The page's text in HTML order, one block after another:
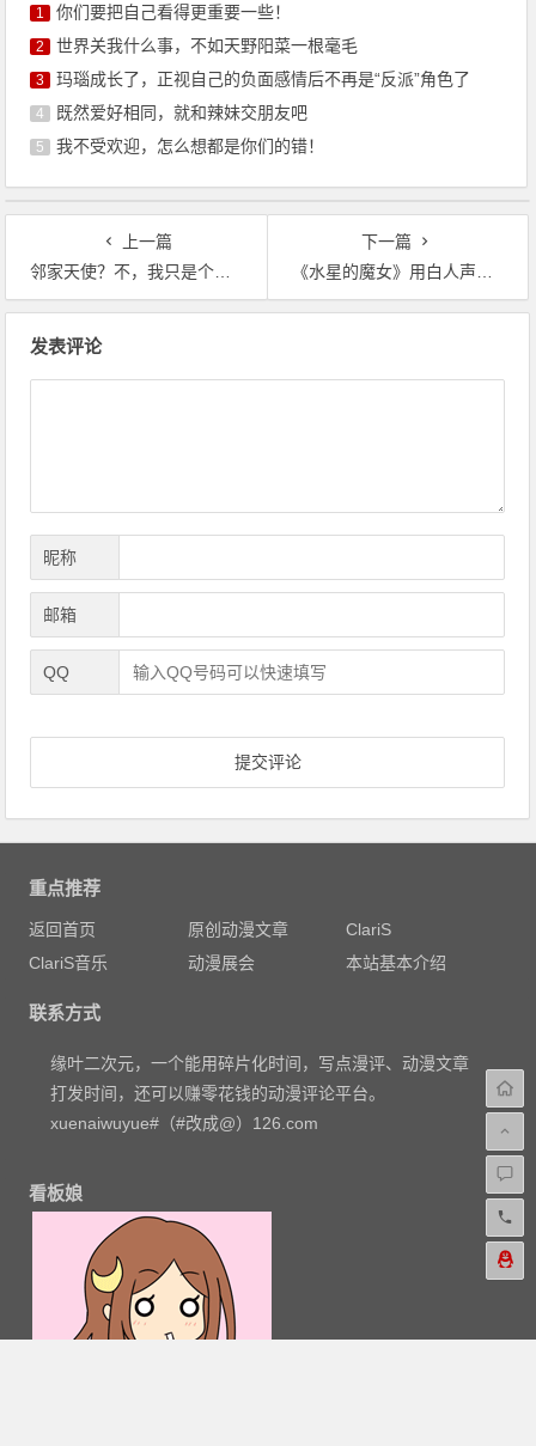
1 你们要把自己看得更重要一些！
2 世界关我什么事，不如天野阳菜一根毫毛
3 玛瑙成长了，正视自己的负面感情后不再是“反派”角色了
4 既然爱好相同，就和辣妹交朋友吧
5 我不受欢迎，怎么想都是你们的错！
上一篇
邻家天使？不，我只是个玩了“崩坏3”的完美（表情包）保姆啊~
下一篇
《水星的魔女》用白人声优遭歧视，你是没听过钉宫理惠三连吧？
发表评论
昵称
邮箱
QQ
重点推荐
返回首页 原创动漫文章
ClariS
ClariS音乐
动漫展会 本站基本介绍
联系方式
缘叶二次元，一个能用碎片化时间，写点漫评、动漫文章
打发时间，还可以赚零花钱的动漫评论平台。
xuenaiwuyue#（#改成@）126.com
看板娘